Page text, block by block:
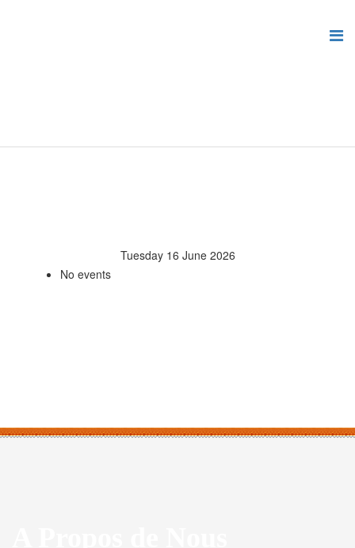
Tuesday 16 June 2026
No events